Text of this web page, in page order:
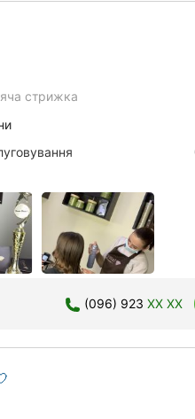
стрижка
(096) 923 XX XX